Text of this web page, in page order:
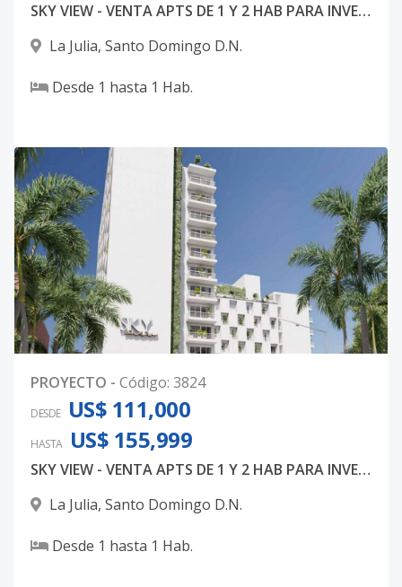
SKY VIEW - VENTA APTS DE 1 Y 2 HAB PARA INVERSION
La Julia, Santo Domingo D.N.
Desde 1 hasta 1 Hab.
PROYECTO - Código: 3824
DESDE US$ 111,000
HASTA US$ 155,999
SKY VIEW - VENTA APTS DE 1 Y 2 HAB PARA INVERSION
La Julia, Santo Domingo D.N.
Desde 1 hasta 1 Hab.